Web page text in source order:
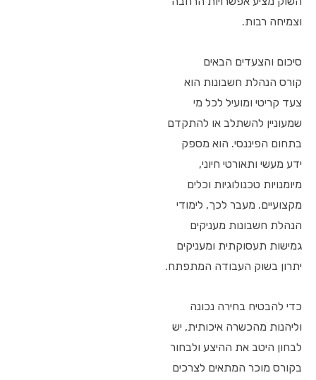
וצמיחה רבות.
סיכום והצעדים הבאים
קורס הנהלת חשבונות הוא
צעד קריטי ומועיל לכל מי
שמעוניין להשתלב או להתקדם
בתחום הפיננסי. הוא מספק
ידע מעשי ותאורטי חיוני,
מיומנויות טכנולוגיות וכלים
מקצועיים. מעבר לכך, לימודי
הנהלת חשבונות מעניקים
גמישות תעסוקתית ומעניקים
יתרון בשוק העבודה המתפתח.
כדי להבטיח בחירה נכונה
וליהנות מהכשרה איכותית, יש
לבחון היטב את ההיצע ולבחור
בקורס מוכר המתאים לצרכים